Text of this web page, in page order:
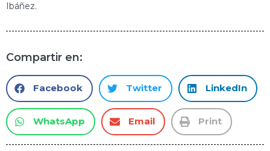
Ibáñez.
Compartir en:
Facebook Twitter LinkedIn
WhatsApp Email Print